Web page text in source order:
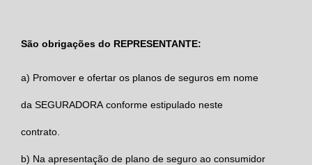
São obrigações do REPRESENTANTE:
a) Promover e ofertar os planos de seguros em nome
da SEGURADORA conforme estipulado neste
contrato.
b) Na apresentação de plano de seguro ao consumidor